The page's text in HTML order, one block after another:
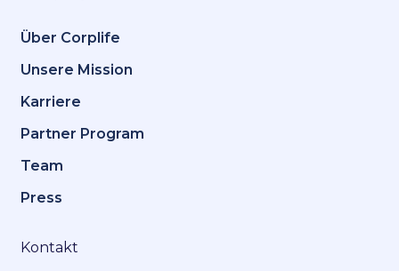
Über Corplife
Unsere Mission
Karriere
Partner Program
Team
Press
Kontakt